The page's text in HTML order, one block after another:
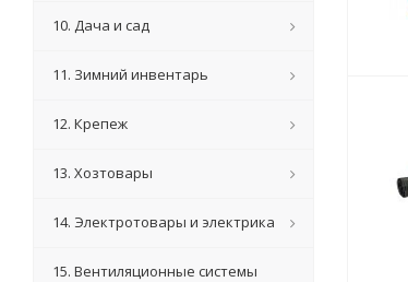
10. Дача и сад
11. Зимний инвентарь
12. Крепеж
13. Хозтовары
14. Электротовары и электрика
15. Вентиляционные системы